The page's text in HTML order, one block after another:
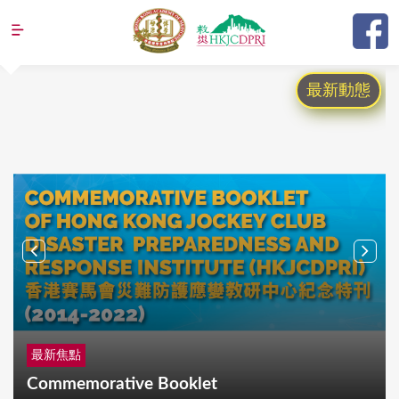
Jump to navigation
最新焦點
Commemorative Booklet
最新動態